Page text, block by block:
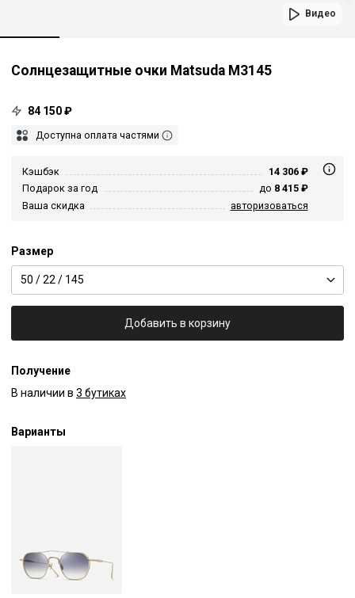
Видео
Солнцезащитные очки Matsuda M3145
84 150 ₽
Доступна оплата частями
Кэшбэк
14 306 ₽
Подарок за год
до 8 415 ₽
Ваша скидка
авторизоваться
Размер
50 / 22 / 145
Добавить в корзину
Получение
В наличии в 3 бутиках
Варианты